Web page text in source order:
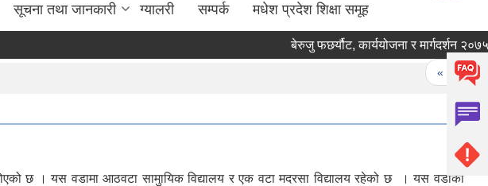
सूचना तथा जानकारी ग्यालरी सम्पर्क मधेश प्रदेश शिक्षा समूह
बेरुजु फछर्यौट, कार्ययोजना र मार्गदर्शन २०७५/७६
« first ‹
छ । यस वडामा आठवटा सामुायिक विद्यालय र एक वटा मदरसा विद्यालय रहेको छ । यस वडाका